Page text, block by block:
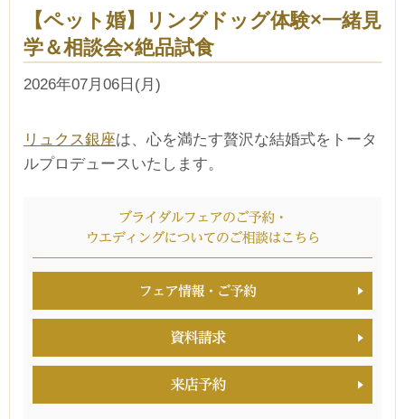
【ペット婚】リングドッグ体験×一緒見
学＆相談会×絶品試食
2026年07月06日(月)
リュクス銀座は、心を満たす贅沢な結婚式をトータ
ルプロデュースいたします。